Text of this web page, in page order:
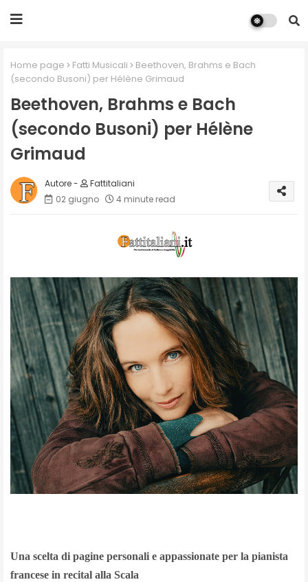
Home page Fatti Musicali
Beethoven, Brahms e Bach
(secondo Busoni) per Hélène Grimaud
Beethoven, Brahms e Bach
(secondo Busoni) per Hélène
Grimaud
Fattitaliani
02 giugno
4 minute read
Una scelta di pagine personali e appassionate per la pianista
francese in recital alla Scala